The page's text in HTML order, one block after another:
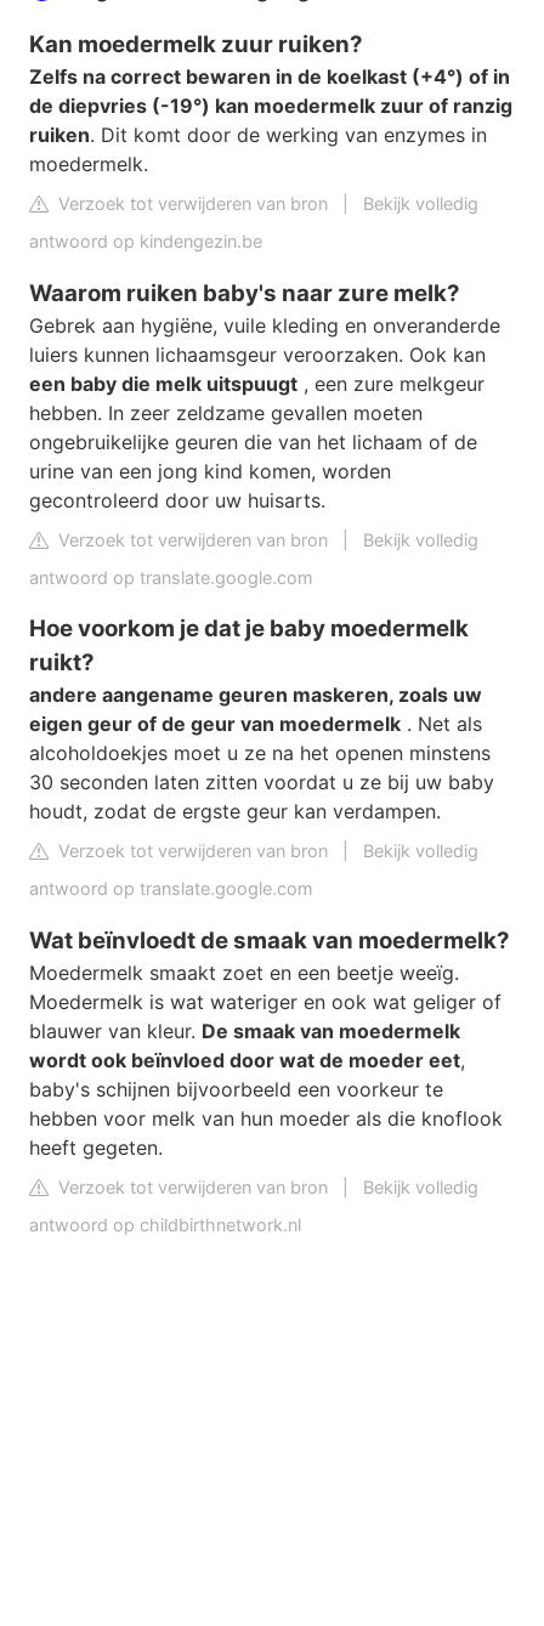
Kan moedermelk zuur ruiken?
Zelfs na correct bewaren in de koelkast (+4°) of in
de diepvries (-19°) kan moedermelk zuur of ranzig
ruiken. Dit komt door de werking van enzymes in
moedermelk.
Verzoek tot verwijderen van bron
Bekijk volledig
antwoord op kindengezin.be
Waarom ruiken baby's naar zure melk?
Gebrek aan hygiëne, vuile kleding en onveranderde
luiers kunnen lichaamsgeur veroorzaken. Ook kan
een baby die melk uitspuugt , een zure melkgeur
hebben. In zeer zeldzame gevallen moeten
ongebruikelijke geuren die van het lichaam of de
urine van een jong kind komen, worden
gecontroleerd door uw huisarts.
Verzoek tot verwijderen van bron
Bekijk volledig
antwoord op translate.google.com
Hoe voorkom je dat je baby moedermelk
ruikt?
andere aangename geuren maskeren, zoals uw
eigen geur of de geur van moedermelk . Net als
alcoholdoekjes moet u ze na het openen minstens
30 seconden laten zitten voordat u ze bij uw baby
houdt, zodat de ergste geur kan verdampen.
Verzoek tot verwijderen van bron
Bekijk volledig
antwoord op translate.google.com
Wat beïnvloedt de smaak van moedermelk?
Moedermelk smaakt zoet en een beetje weeïg.
Moedermelk is wat wateriger en ook wat geliger of
blauwer van kleur. De smaak van moedermelk
wordt ook beïnvloed door wat de moeder eet,
baby's schijnen bijvoorbeeld een voorkeur te
hebben voor melk van hun moeder als die knoflook
heeft gegeten.
Verzoek tot verwijderen van bron
Bekijk volledig
antwoord op childbirthnetwork.nl